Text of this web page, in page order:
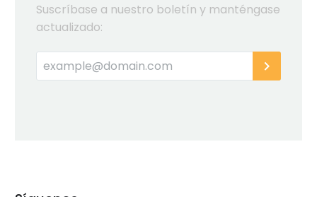
Suscríbase a nuestro boletín y manténgase
actualizado: